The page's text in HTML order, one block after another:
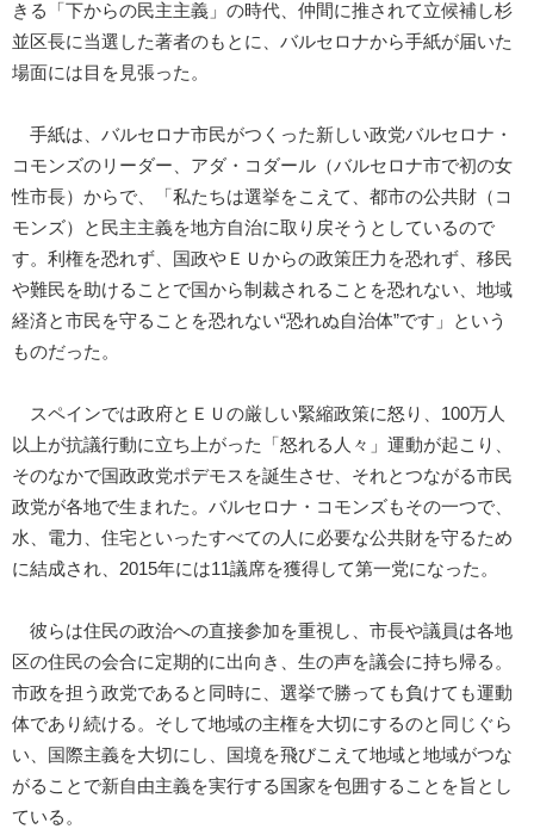
きる「下からの民主主義」の時代、仲間に推されて立候補し杉
並区長に当選した著者のもとに、バルセロナから手紙が届いた
場面には目を見張った。
手紙は、バルセロナ市民がつくった新しい政党バルセロナ・
コモンズのリーダー、アダ・コダール（バルセロナ市で初の女
性市長）からで、「私たちは選挙をこえて、都市の公共財（コ
モンズ）と民主主義を地方自治に取り戻そうとしているので
す。利権を恐れず、国政やＥＵからの政策圧力を恐れず、移民
や難民を助けることで国から制裁されることを恐れない、地域
経済と市民を守ることを恐れない“恐れぬ自治体”です」という
ものだった。
スペインでは政府とＥＵの厳しい緊縮政策に怒り、100万人
以上が抗議行動に立ち上がった「怒れる人々」運動が起こり、
そのなかで国政政党ポデモスを誕生させ、それとつながる市民
政党が各地で生まれた。バルセロナ・コモンズもその一つで、
水、電力、住宅といったすべての人に必要な公共財を守るため
に結成され、2015年には11議席を獲得して第一党になった。
彼らは住民の政治への直接参加を重視し、市長や議員は各地
区の住民の会合に定期的に出向き、生の声を議会に持ち帰る。
市政を担う政党であると同時に、選挙で勝っても負けても運動
体であり続ける。そして地域の主権を大切にするのと同じぐら
い、国際主義を大切にし、国境を飛びこえて地域と地域がつな
がることで新自由主義を実行する国家を包囲することを旨とし
ている。